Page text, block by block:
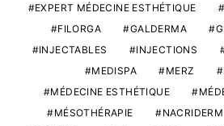
EXPERT MÉDECINE ESTHÉTIQUE
FILORGA
GALDERMA
INJECTABLES
INJECTIONS
MEDISPA
MERZ
MÉDECINE ESTHÉTIQUE
MÉSOTHÉRAPIE
NACRIDERM